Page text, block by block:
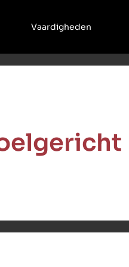
Vaardigheden